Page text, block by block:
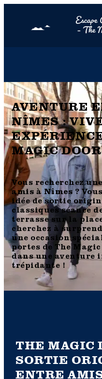
– The
AVENTURE
NÎMES :
MAGIC
Vous recherchez
amis à Nîmes?
idée de sortie
classiques séance
terrasse sur la
cherchez à
une occasion
portes de The
dans une aventure
trépidante !
THE MAGIC
SORTIE
ENTRE